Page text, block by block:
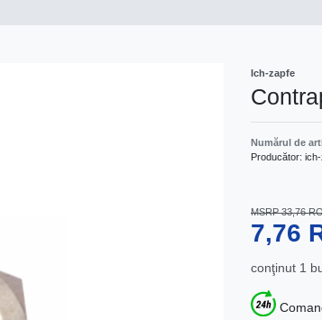
Ich-zapfe
Numărul de
Producător:
MSRP 33,76
7,76
conţinut 1